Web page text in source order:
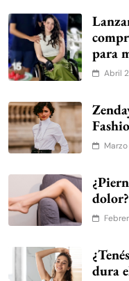
para
Abril
dolor?
dura